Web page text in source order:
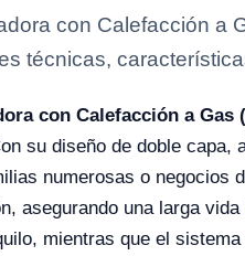
con Calefacción a
técnicas,
con Calefacción a Gas
su diseño de doble
numerosas o negocios
asegurando una larga
mientras que el